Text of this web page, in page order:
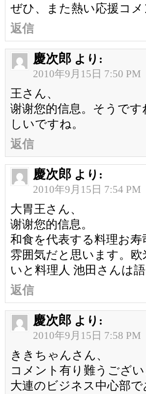
ぜひ、また熱い応援コ
返信
慶次郎 より:
2010年9月15日 7:50 PM
王さん、
谢谢您的信息。そうで
しいですね。
返信
慶次郎 より:
2010年9月15日 7:54 PM
大胃王さん、
谢谢您的信息。
和食を代表する料理お
雰囲気だと思います。
いと料理人 池田さんは
返信
慶次郎 より:
2010年9月15日 7:58 PM
ききちゃんさん、
コメント有り難うござい
大連のビジネス中心部